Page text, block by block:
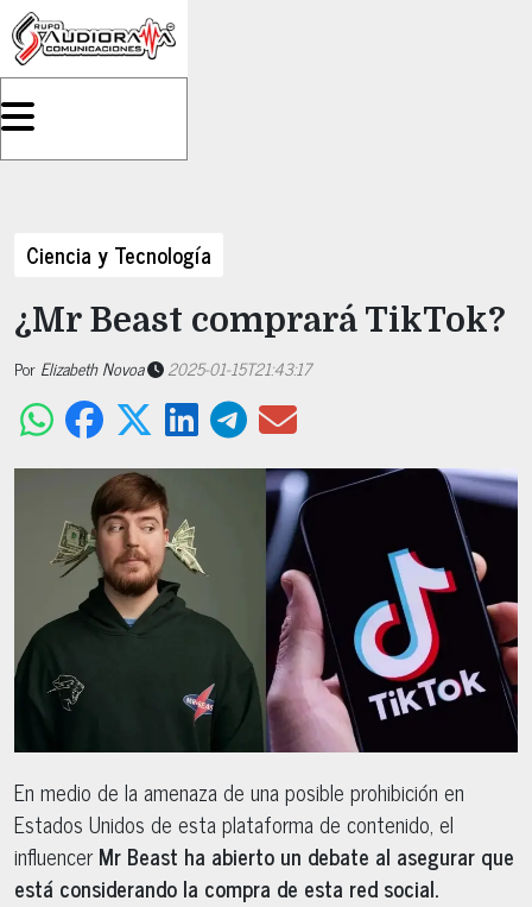
Ciencia y Tecnología
¿Mr Beast comprará TikTok?
Por Elizabeth Novoa 2025-01-15T21:43:17
En medio de la amenaza de una posible prohibición en
Estados Unidos de esta plataforma de contenido, el
influencerMr Beast ha abierto un debate al asegurar que
está considerando la compra de esta red social.